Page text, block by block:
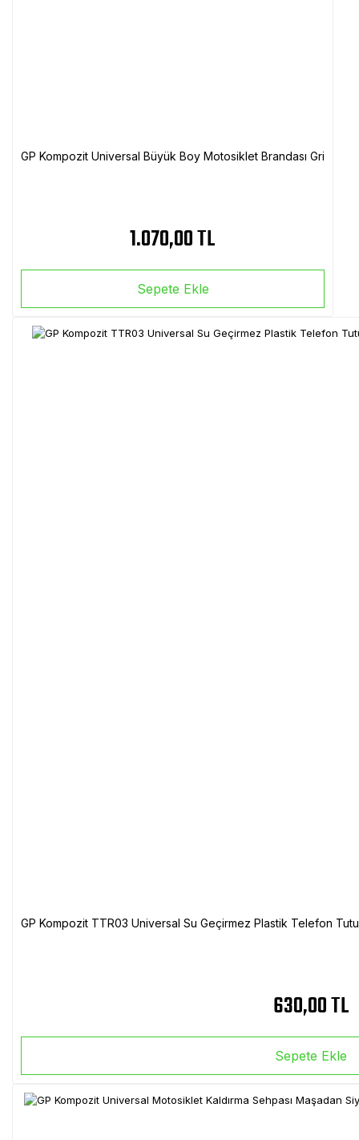
GP Kompozit Universal Büyük Boy Motosiklet Brandası Gri
1.070,00 TL
Sepete Ekle
GP Kompozit TTR03 Universal Su Geçirmez Plastik Telefon
630,00 TL
Sepete Ekle